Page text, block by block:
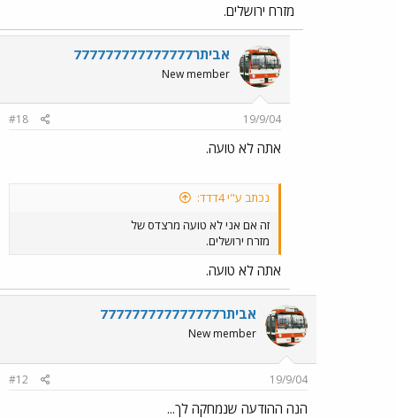
מזרח ירושלים.
אביתר777777777777777
New member
19/9/04
#18
אתה לא טועה.
נכתב ע"י 4דדד:
זה אם אני לא טועה מרצדס של
מזרח ירושלים.
אתה לא טועה.
אביתר777777777777777
New member
19/9/04
#12
הנה ההודעה שנמחקה לך...